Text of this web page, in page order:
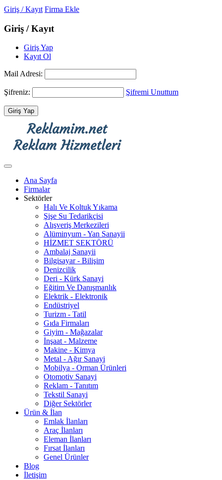
Giriş / Kayıt Firma Ekle
Giriş / Kayıt
Giriş Yap
Kayıt Ol
Mail Adresi:
Şifreniz: Şifremi Unuttum
Ana Sayfa
Firmalar
Sektörler
Halı Ve Koltuk Yıkama
Şişe Su Tedarikçisi
Alışveriş Merkezileri
Alüminyum - Yan Sanayii
HİZMET SEKTÖRÜ
Ambalaj Sanayii
Bilgisayar - Bilişim
Denizcilik
Deri - Kürk Sanayi
Eğitim Ve Danışmanlık
Elektrik - Elektronik
Endüstriyel
Turizm - Tatil
Gıda Firmaları
Giyim - Mağazalar
İnşaat - Malzeme
Makine - Kimya
Metal - Ağır Sanayi
Mobilya - Orman Ürünleri
Otomotiv Sanayi
Reklam - Tanıtım
Tekstil Sanayi
Diğer Sektörler
Ürün & İlan
Emlak İlanları
Araç İlanları
Eleman İlanları
Fırsat İlanları
Genel Ürünler
Blog
İletişim